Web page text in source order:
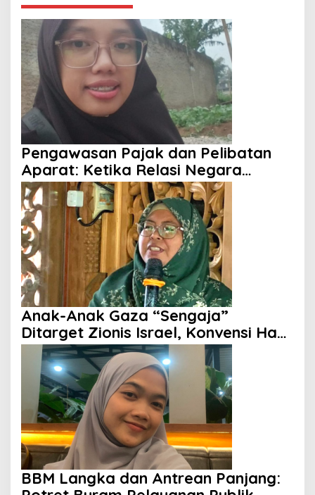
Pengawasan Pajak dan Pelibatan
Aparat: Ketika Relasi Negara
dengan Rakyat Dipertanyakan
Anak-Anak Gaza “Sengaja”
Ditarget Zionis Israel, Konvensi Hak
Anak Tak Berdaya
BBM Langka dan Antrean Panjang: